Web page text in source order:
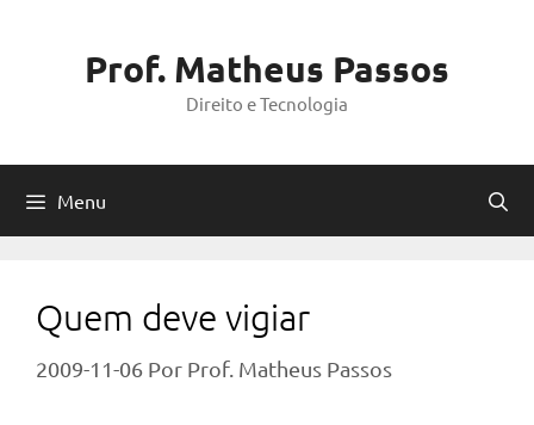
Prof. Matheus Passos
Direito e Tecnologia
Menu
Quem deve vigiar
2009-11-06 Por Prof. Matheus Passos